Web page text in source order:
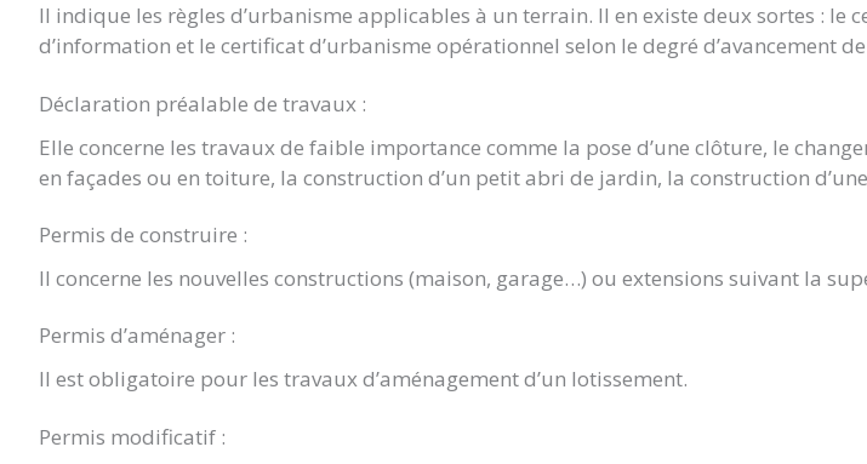
Il indique les règles d’urbanisme applicables à un terrain. Il en existe deux sortes : le
d’information et le certificat d’urbanisme opérationnel selon le degré d’avancement
Déclaration préalable de travaux :
Elle concerne les travaux de faible importance comme la pose d’une clôture, le
en façades ou en toiture, la construction d’un petit abri de jardin, la construction
Permis de construire :
Il concerne les nouvelles constructions (maison, garage…) ou extensions suivant la
Permis d’aménager :
Il est obligatoire pour les travaux d’aménagement d’un lotissement.
Permis modificatif :